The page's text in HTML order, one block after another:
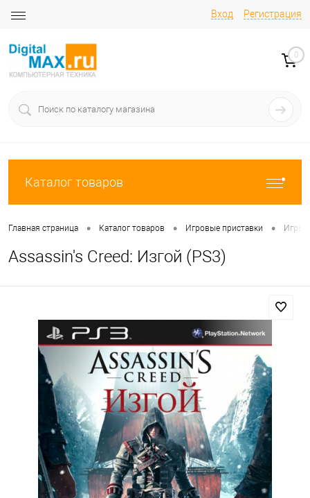
Вход Регистрация
0
Каталог товаров
Главная страница • Каталог товаров • Игровые приставки • Игры
Assassin's Creed: Изгой (PS3)